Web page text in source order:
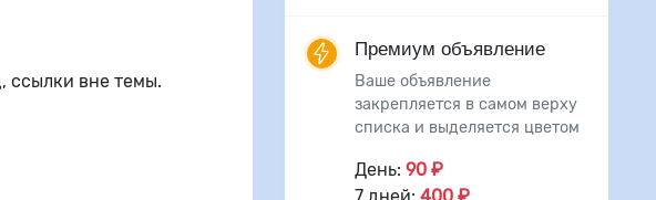
ссылки вне темы.
Премиум объявление
Ваше объявление
закрепляется в самом верху
списка и выделяется цветом
День: 90 ₽